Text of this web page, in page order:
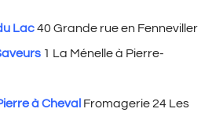
Lac40 Grande rue en Fenneviller
1 La Ménelle à Pierre-
à Cheval Fromagerie24 Les